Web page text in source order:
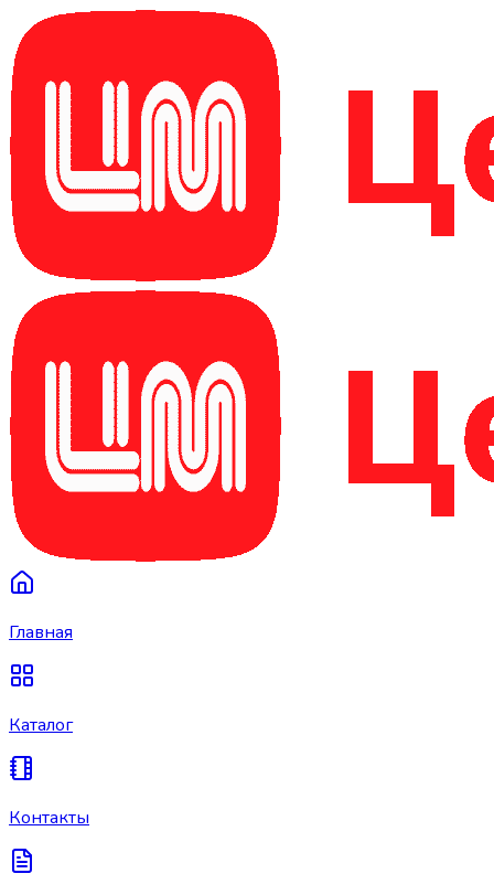
Главная
Каталог
Контакты